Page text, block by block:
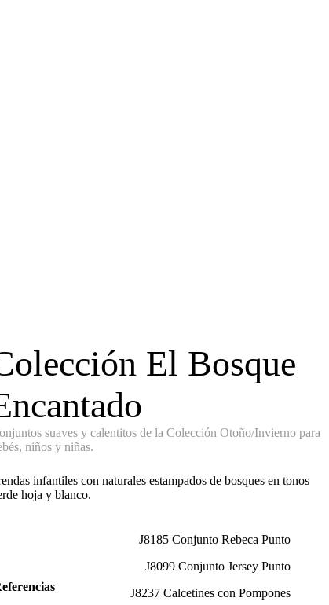
El Bosque
suaves y calentitos de la Colección Otoño/Invierno para
niños y niñas.
infantiles con naturales estampados de bosques en tonos
hoja y blanco.
J8185 Conjunto Rebeca Punto
J8099 Conjunto Jersey Punto
J8237 Calcetines con Pompones